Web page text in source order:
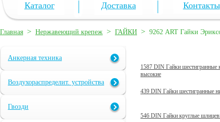
Каталог Доставка Контакты
Главная > Нержавеющий крепеж > ГАЙКИ > 9262 ART Гайки
Анкерная техника
Воздухораспределит. устройства
Гвозди
1587 DIN Гайки шестигранные
высокие
439 DIN Гайки шестигранные
546 DIN Гайки круглые